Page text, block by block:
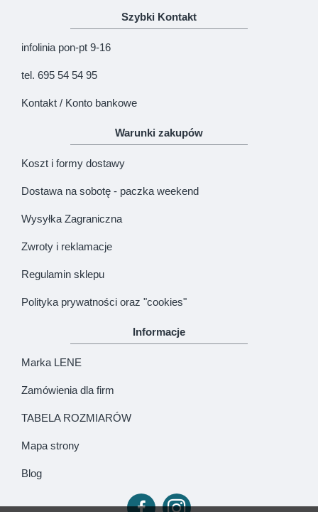
Szybki Kontakt
infolinia pon-pt 9-16
tel. 695 54 54 95
Kontakt / Konto bankowe
Warunki zakupów
Koszt i formy dostawy
Dostawa na sobotę - paczka weekend
Wysyłka Zagraniczna
Zwroty i reklamacje
Regulamin sklepu
Polityka prywatności oraz "cookies"
Informacje
Marka LENE
Zamówienia dla firm
TABELA ROZMIARÓW
Mapa strony
Blog